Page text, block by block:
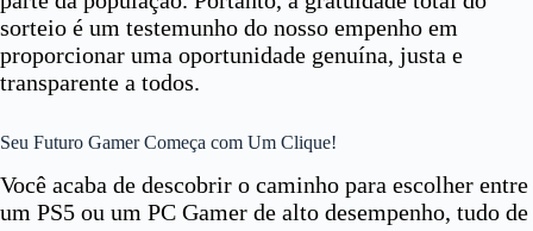
sorteio é um testemunho do nosso empenho em
proporcionar uma oportunidade genuína, justa e
transparente a todos.
Seu Futuro Gamer Começa com Um Clique!
Você acaba de descobrir o caminho para escolher entre
um PS5 ou um PC Gamer de alto desempenho, tudo de